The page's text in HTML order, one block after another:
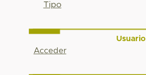
Tipo
Usuario
Acceder